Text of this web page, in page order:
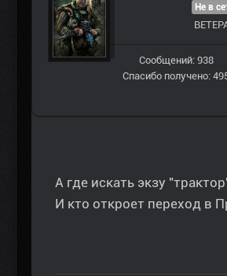
Не в
Сообщений: 938
Спасибо получено:
А где искать экзу
И кто откроет переход в